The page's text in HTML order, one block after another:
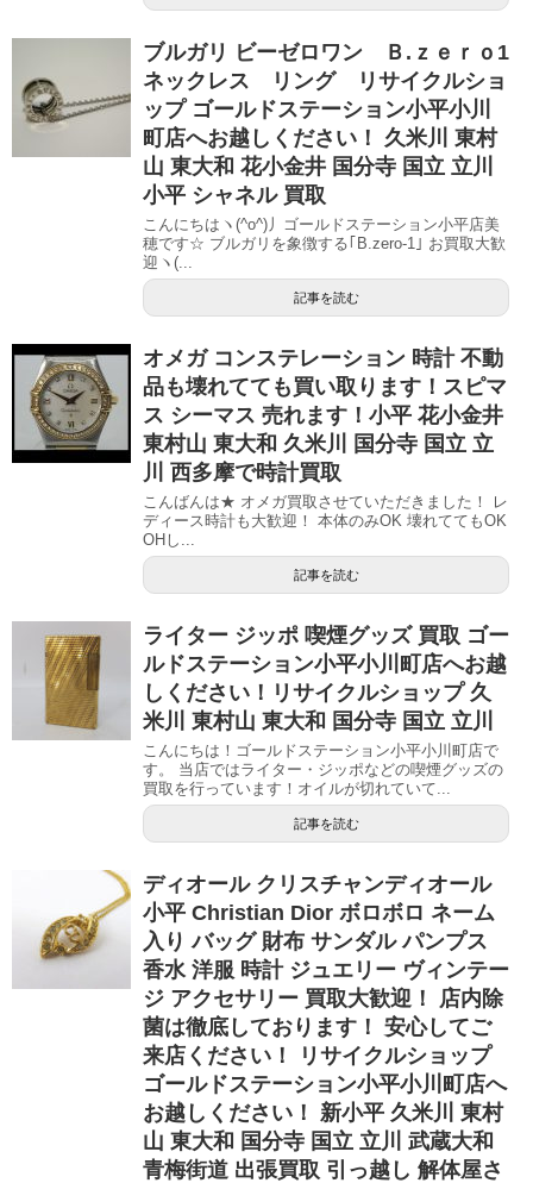
ブルガリ ビーゼロワン Ｂ.ｚｅｒｏ1
ネックレス リング リサイクルショ
ップ ゴールドステーション小平小川
町店へお越しください！ 久米川 東村
山 東大和 花小金井 国分寺 国立 立川
小平 シャネル 買取
こんにちはヽ(^o^)丿ゴールドステーション小平店美
穂です☆ ブルガリを象徴する｢B.zero-1｣ お買取大歓
迎ヽ(...
記事を読む
オメガ コンステレーション 時計 不動
品も壊れてても買い取ります！スピマ
ス シーマス 売れます！小平 花小金井
東村山 東大和 久米川 国分寺 国立 立
川 西多摩で時計買取
こんばんは★ オメガ買取させていただきました！ レ
ディース時計も大歓迎！ 本体のみOK 壊れててもOK
OHし...
記事を読む
ライター ジッポ 喫煙グッズ 買取 ゴー
ルドステーション小平小川町店へお越
しください！リサイクルショップ 久
米川 東村山 東大和 国分寺 国立 立川
こんにちは！ゴールドステーション小平小川町店で
す。 当店ではライター・ジッポなどの喫煙グッズの
買取を行っています！オイルが切れていて...
記事を読む
ディオール クリスチャンディオール
小平 Christian Dior ボロボロ ネーム
入り バッグ 財布 サンダル パンプス
香水 洋服 時計 ジュエリー ヴィンテー
ジ アクセサリー 買取大歓迎！ 店内除
菌は徹底しております！ 安心してご
来店ください！ リサイクルショップ
ゴールドステーション小平小川町店へ
お越しください！ 新小平 久米川 東村
山 東大和 国分寺 国立 立川 武蔵大和
青梅街道 出張買取 引っ越し 解体屋さ